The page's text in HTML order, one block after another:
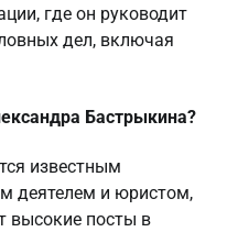
где он руководит
дел, включая
Бастрыкина?
известным
деятелем и юристом,
высокие посты в